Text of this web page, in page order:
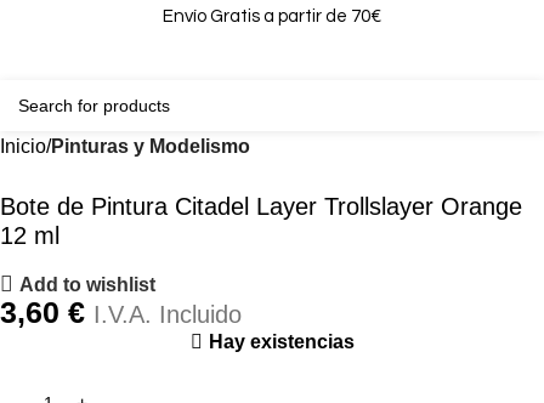
Envío Gratis a partir de 70€
Inicio Pinturas y Modelismo
Bote de Pintura Citadel Layer Trollslayer Orange
12 ml
Add to wishlist
3,60 € I.V.A. Incluido
Hay existencias